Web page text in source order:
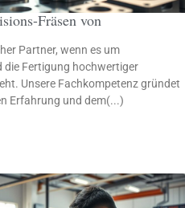
Fräsen von
Partner, wenn es um
die Fertigung hochwertiger
Unsere Fachkompetenz gründet
Erfahrung und dem(...)